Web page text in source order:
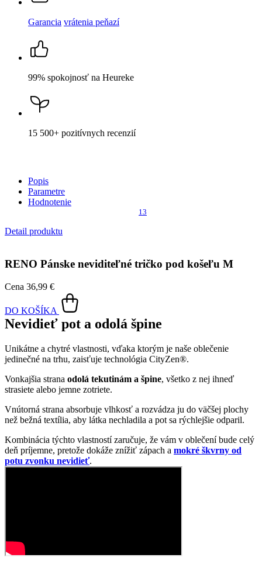
Garancia vrátenia peňazí
99% spokojnosť na Heureke
15 500+ pozitívnych recenzií
Popis
Parametre
Hodnotenie
13
Detail produktu
RENO Pánske neviditeľné tričko pod košeľu M
Cena 36,99 €
DO KOŠÍKA
Nevidieť pot a odolá špine
Unikátne a chytré vlastnosti, vďaka ktorým je naše oblečenie
jedinečné na trhu, zaisťuje technológia CityZen®.
Vonkajšia strana odolá tekutinám a špine, všetko z nej ihneď
strasiete alebo jemne zotriete.
Vnútorná strana absorbuje vlhkosť a rozvádza ju do väčšej plochy
než bežná textília, aby látka nechladila a pot sa rýchlejšie odparil.
Kombinácia týchto vlastností zaručuje, že vám v oblečení bude celý
deň príjemne, pretože dokáže znížiť zápach a mokré škvrny od
potu zvonku nevidieť.